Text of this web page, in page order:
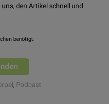
den Artikel schnell und
benötigt.
, Podcast